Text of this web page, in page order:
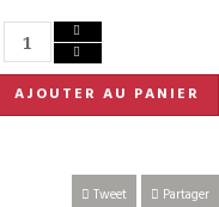
AJOUTER AU PANIER
Tweet Partager